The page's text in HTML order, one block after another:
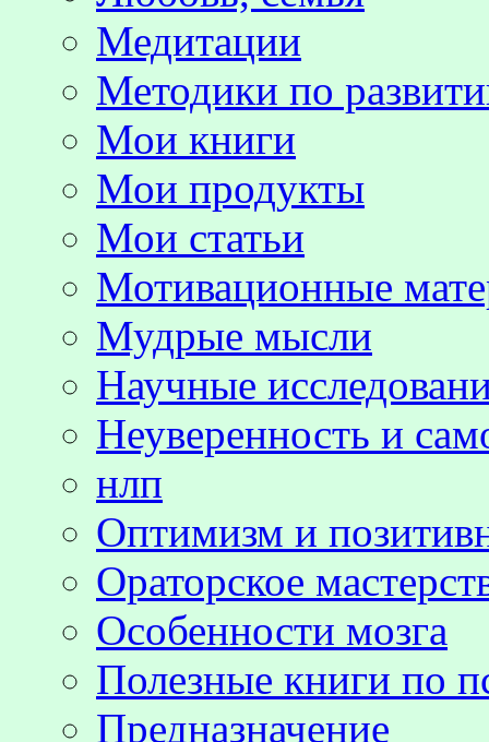
Медитации
Методики по
Мои книги
Мои продукты
Мои статьи
Мотивационные
Мудрые мысли
Научные
Неуверенность и
нлп
Оптимизм и
Ораторское
Особенности мозга
Полезные книги по
Предназначение